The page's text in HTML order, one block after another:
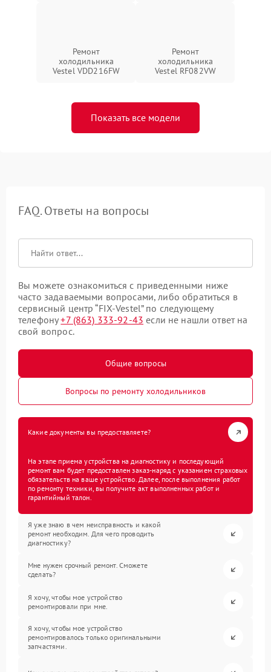
Ремонт
холодильника
Vestel VDD216FW
Ремонт
холодильника
Vestel RF082VW
Показать все модели
FAQ. Ответы на вопросы
Вы можете ознакомиться с приведенными ниже
часто задаваемыми вопросами, либо обратиться в
сервисный центр “FIX-Vestel” по следующему
телефону+7 (863) 333-92-43 если не нашли ответ на
свой вопрос.
Общие вопросы
Вопросы по ремонту холодильников
Какие документы вы предоставляете?
На этапе приема устройства на диагностику и последующий
ремонт вам будет предоставлен заказ-наряд с указанием страховых
обязательств на ваше устройство. Далее, после выполнения работ
по ремонту техники, вы получите акт выполненных работ и
гарантийный талон.
Я уже знаю в чем неисправность и какой
ремонт необходим. Для чего проводить
диагностику?
Мне нужен срочный ремонт. Сможете
сделать?
Я хочу, чтобы мое устройство
ремонтировали при мне.
Я хочу, чтобы мое устройство
ремонтировалось только оригинальными
запчастями.